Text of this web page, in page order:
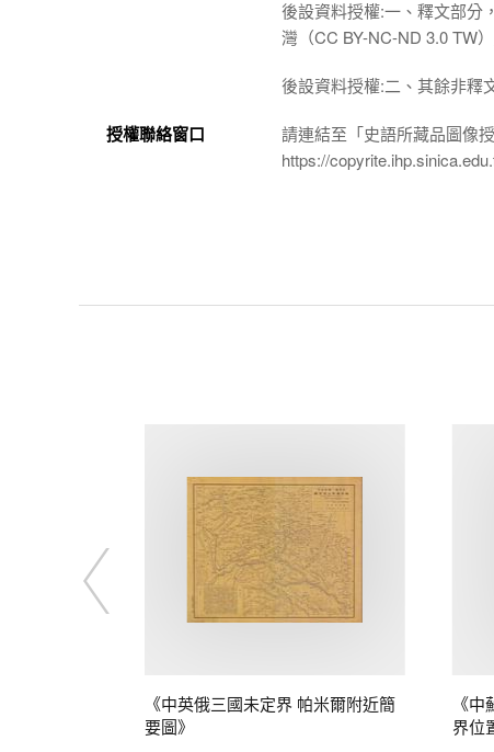
後設資料授權:一、釋文部分
灣（CC BY-NC-ND 3.0 TW
後設資料授權:二、其餘非釋
授權聯絡窗口
請連結至「史語所藏品圖像
https://
《中英俄三國未定界 帕米爾附近簡
要圖》
《
界位